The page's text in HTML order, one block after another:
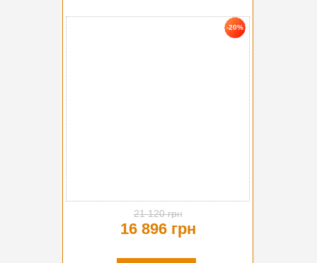
-20%
21 120 грн
16 896 грн